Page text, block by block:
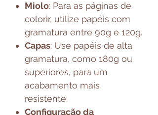
Miolo: Para as páginas de
colorir, utilize papéis com
gramatura entre 90g e 120g.
Capas: Use papéis de alta
gramatura, como 180g ou
superiores, para um
acabamento mais
resistente.
Configuração da